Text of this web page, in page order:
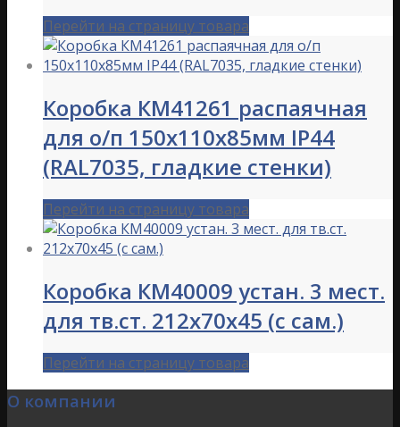
Перейти на страницу товара
Коробка КМ41261 распаячная
для о/п 150х110х85мм IP44
(RAL7035, гладкие стенки)
Перейти на страницу товара
Коробка КМ40009 устан. 3 мест.
для тв.ст. 212х70х45 (с сам.)
Перейти на страницу товара
О компании